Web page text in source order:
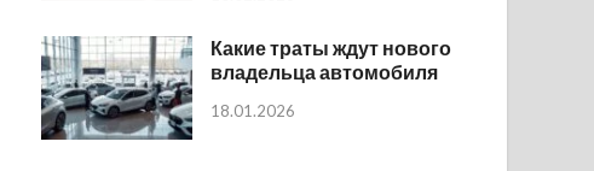
Какие траты ждут нового
владельца автомобиля
18.01.2026